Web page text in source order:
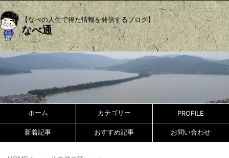
【なべの人生で得た情報を発信するブログ】
なべ通
ホーム カテゴリー PROFILE
新着記事 おすすめ記事 お問い合わせ